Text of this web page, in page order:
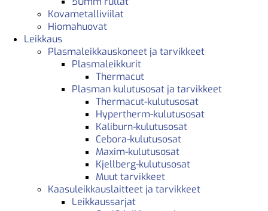
Kovametalliviilat
Hiomahuovat
Leikkaus
Plasmaleikkauskoneet ja tarvikkeet
Plasmaleikkurit
Thermacut
Plasman kulutusosat ja tarvikkeet
Thermacut-kulutusosat
Hypertherm-kulutusosat
Kaliburn-kulutusosat
Cebora-kulutusosat
Maxim-kulutusosat
Kjellberg-kulutusosat
Muut tarvikkeet
Kaasuleikkauslaitteet ja tarvikkeet
Leikkaussarjat